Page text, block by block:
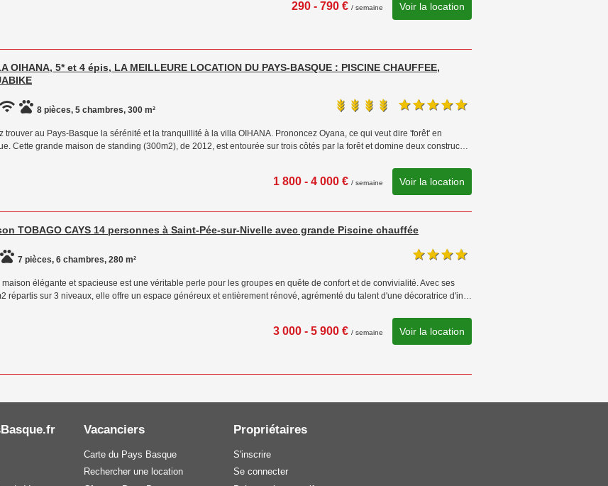
290 - 790 € / semaine Voir la location
OIHANA, 5* et 4 épis, LA MEILLEURE LOCATION DU PAYS-BASQUE : PISCINE CHAUFFEE,
8 pièces, 5 chambres, 300 m²
trouver au Pays-Basque la sérénité et la tranquillité à la villa OIHANA. Prononcez Oyana, ce qui veut dire 'forêt' en
Cette grande maison de standing (300m2), de 2012, est entourée sur trois côtés par la forêt et domine deux construc…
1 800 - 4 000 € / semaine Voir la location
TOBAGO CAYS 14 personnes à Saint-Pée-sur-Nivelle avec grande Piscine chauffée
7 pièces, 6 chambres, 280 m²
maison élégante et spacieuse est une véritable perle pour les groupes en quête de confort et de convivialité. Avec ses
répartis sur 3 niveaux, elle offre un espace généreux et entièrement rénové, agrémenté du talent d'une décoratrice d'in…
3 000 - 5 900 € / semaine Voir la location
Vacanciers
Carte du Pays Basque
Rechercher une location
Propriétaires
S'inscrire
Se connecter